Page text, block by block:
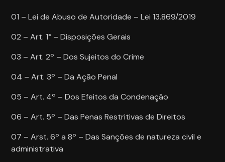
01 – Lei de Abuso de Autoridade – Lei 13.869/2019
02 – Art. 1° – Disposições Gerais
03 – Art. 2º – Dos Sujeitos do Crime
04 – Art. 3º – Da Ação Penal
05 – Art. 4º – Dos Efeitos da Condenação
06 – Art. 5º – Das Penas Restritivas de Direitos
07 – Arst. 6º a 8º – Das Sanções de natureza civil e
administrativa